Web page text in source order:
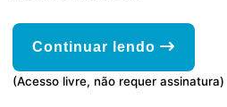
Continuar lendo
(Acesso livre, não requer assinatura)